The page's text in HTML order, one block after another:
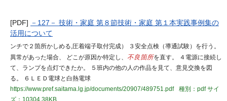
[PDF] －127－ 技術・家庭 第８節技術・家庭 第１本実践事例集の
活用について
ンチで２箇所かしめる,圧着端子取付完成） ３安全点検（導通試験）を行う。
異常があった場合、 どこが原因か特定し、 不良箇所を直す。 ４電源に接続し
て、ランプを点灯できたか。 ５班内の他の人の作品を見て、意見交換を図
る。 ６ＬＥＤ電球と白熱電球
https://www.pref.saitama.lg.jp/documents/20907/489751.pdf
種別：pdfサイ
ズ：10304.38KB